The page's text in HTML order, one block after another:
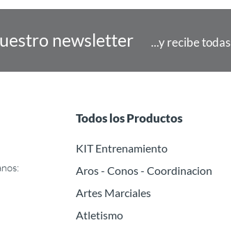
newsletter ...y recibe todas
Todos los Productos
KIT Entrenamiento
Aros - Conos - Coordinacion
Artes Marciales
Atletismo